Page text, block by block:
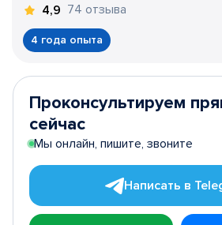
4,9 74 отзыва
4 года опыта
Проконсультируем
сейчас
Мы онлайн, пишите, звоните
Написать в